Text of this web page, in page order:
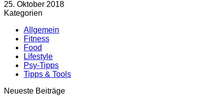
25. Oktober 2018
Kategorien
Allgemein
Fitness
Food
Lifestyle
Psy-Tipps
Tipps & Tools
Neueste Beiträge